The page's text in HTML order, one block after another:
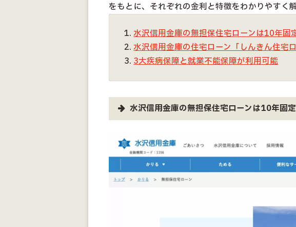
をもとに、それぞれの金利と特徴をわかりやすく解
水沢信用金庫の無担保住宅ローンは10年
水沢信用金庫の住宅ローン「しんきん住宅
3大疾病保障と就業不能保障が利用可能
水沢信用金庫の無担保住宅ローンは10年固